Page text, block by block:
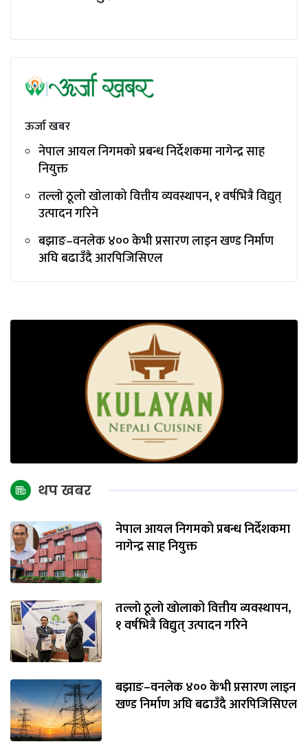
ऊर्जा खबर
नेपाल आयल निगमको प्रबन्ध निर्देशकमा नागेन्द्र साह
नियुक्त
तल्लाे ठूलाे खाेलाको वित्तीय व्यवस्थापन, १ वर्षभित्रै विद्युत्
उत्पादन गरिने
बझाङ–वनलेक ४०० केभी प्रसारण लाइन खण्ड निर्माण
अघि बढाउँदै आरपिजिसिएल
थप खबर
नेपाल आयल निगमको प्रबन्ध निर्देशकमा
नागेन्द्र साह नियुक्त
तल्लाे ठूलाे खाेलाको वित्तीय व्यवस्थापन,
१ वर्षभित्रै विद्युत् उत्पादन गरिने
बझाङ–वनलेक ४०० केभी प्रसारण लाइन
खण्ड निर्माण अघि बढाउँदै आरपिजिसिएल